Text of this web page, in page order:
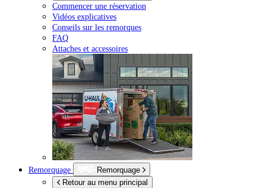
Commencer une réservation
Vidéos explicatives
Conseils sur les remorques
FAQ
Attaches et accessoires
Remorquage
Remorquage
Retour au menu principal